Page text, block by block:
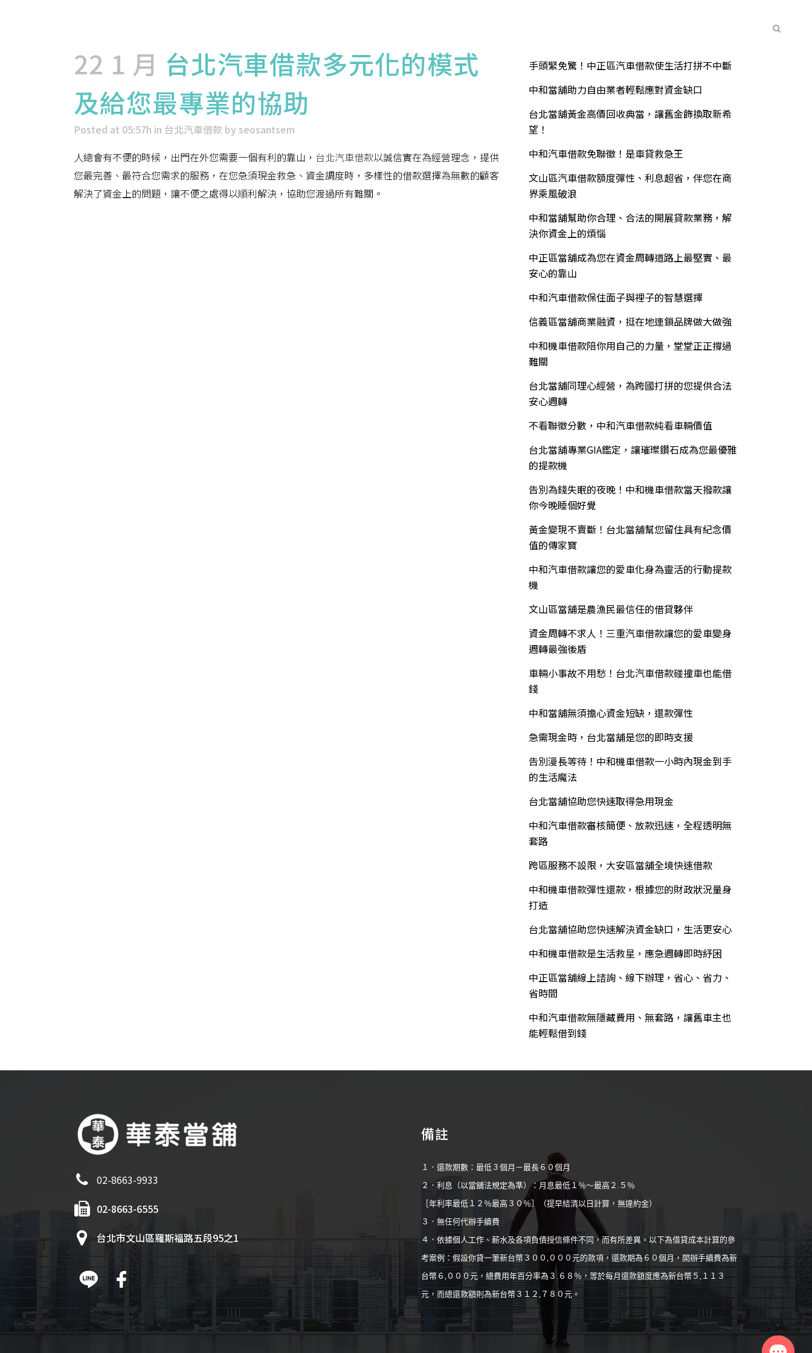
22 1 月 台北汽車借款多元化的模式
及給您最專業的協助
Posted at 05:57h in 台北汽車借款 by seosantsem
人總會有不便的時候，出門在外您需要一個有利的靠山， 台北汽車借款以誠信實在為經營理念，提供
您最完善、最符合您需求的服務，在您急須現金救急、資金調度時，多樣性的借款選擇為無數的顧客
解決了資金上的問題，讓不便之處得以順利解決，協助您渡過所有難關。
手頭緊免驚！中正區汽車借款使生活打拼不中斷
中和當舖助力自由業者輕鬆應對資金缺口
台北當舖黃金高價回收典當，讓舊金飾換取新希
望！
中和汽車借款免聯徵！是車貸救急王
文山區汽車借款額度彈性、利息超省，伴您在商
界乘風破浪
中和當舖幫助你合理、合法的開展貸款業務，解
決你資金上的煩惱
中正區當舖成為您在資金周轉道路上最堅實、最
安心的靠山
中和汽車借款保住面子與裡子的智慧選擇
信義區當舖商業融資，挺在地連鎖品牌做大做強
中和機車借款陪你用自己的力量，堂堂正正撐過
難關
台北當舖同理心經營，為跨國打拼的您提供合法
安心週轉
不看聯徵分數，中和汽車借款純看車輛價值
台北當舖專業GIA鑑定，讓璀璨鑽石成為您最優雅
的提款機
告別為錢失眠的夜晚！中和機車借款當天撥款讓
你今晚睡個好覺
黃金變現不賣斷！台北當舖幫您留住具有紀念價
值的傳家寶
中和汽車借款讓您的愛車化身為靈活的行動提款
機
文山區當舖是農漁民最信任的借貸夥伴
資金周轉不求人！三重汽車借款讓您的愛車變身
週轉最強後盾
車輛小事故不用愁！台北汽車借款碰撞車也能借
錢
中和當舖無須擔心資金短缺，還款彈性
急需現金時，台北當舖是您的即時支援
告別漫長等待！中和機車借款一小時內現金到手
的生活魔法
台北當舖協助您快速取得急用現金
中和汽車借款審核簡便、放款迅速，全程透明無
套路
跨區服務不設限，大安區當舖全境快速借款
中和機車借款彈性還款，根據您的財政狀況量身
打造
台北當舖協助您快速解決資金缺口，生活更安心
中和機車借款是生活救星，應急週轉即時紓困
中正區當舖線上諮詢、線下辦理，省心、省力、
省時間
中和汽車借款無隱藏費用、無套路，讓舊車主也
能輕鬆借到錢
02-8663-9933
02-8663-6555
台北市文山區羅斯福路五段95之1
備註
１．還款期數：最低３個月－最長６０個月
２．利息（以當舖法規定為準）：月息最低１％～最高２.５％
［年利率最低１２％最高３０％］（提早結清以日計算，無違約金）
３．無任何代辦手續費
４．依據個人工作、薪水及各項負債授信條件不同，而有所差異。以下為借貸成本計算的參
考案例：假設你貸一筆新台幣３００,０００元的款項，還款期為６０個月，開辦手續費為新
台幣６,０００元，總費用年百分率為３.６８％，等於每月還款額度應為新台幣５,１１３
元，而總還款額則為新台幣３１２,７８０元。